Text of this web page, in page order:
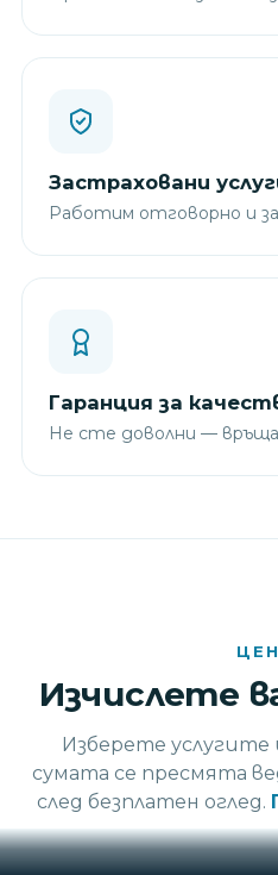
Застраховани
Работим отговорно и
Гаранция за
Не сте доволни —
Изчислете
Изберете
сумата се пресмята
след безплатен оглед.